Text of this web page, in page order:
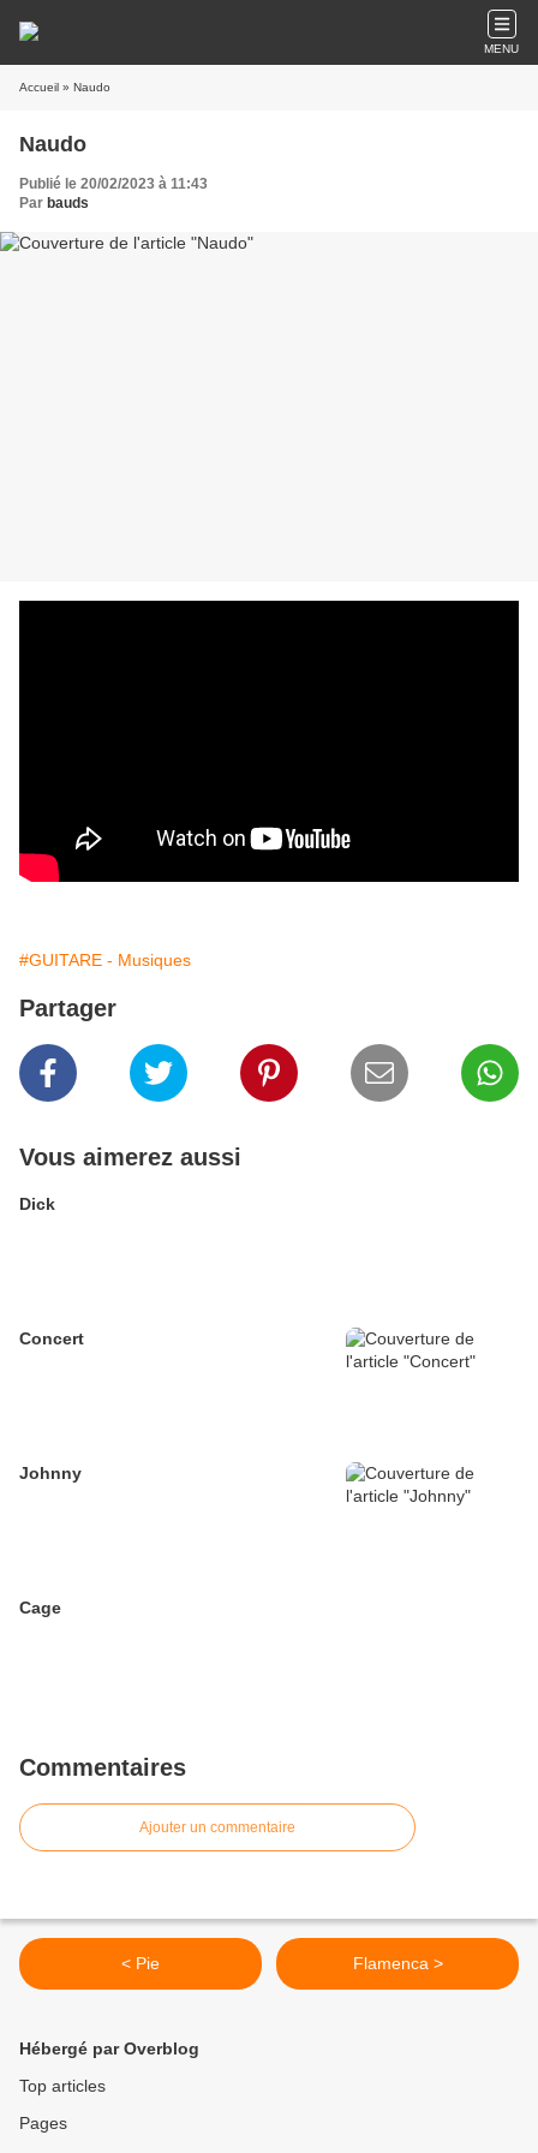
MENU
Accueil » Naudo
Naudo
Publié le 20/02/2023 à 11:43
Par bauds
#GUITARE - Musiques
Partager
Vous aimerez aussi
Dick
Concert
Johnny
Cage
Commentaires
Ajouter un commentaire
< Pie Flamenca >
Hébergé par Overblog
Top articles
Pages